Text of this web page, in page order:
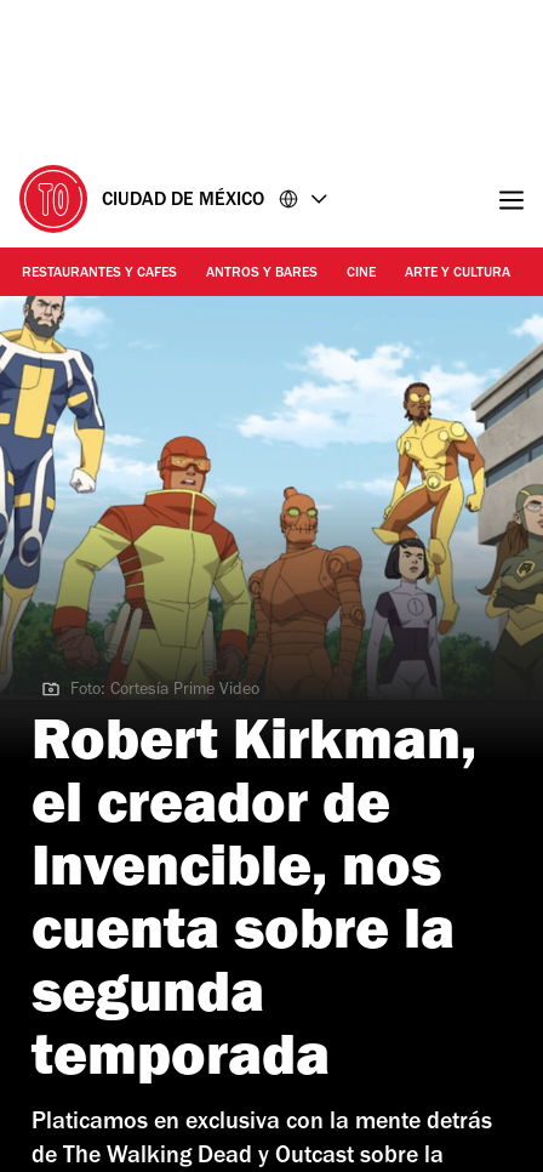
CIUDAD DE MÉXICO
RESTAURANTES Y CAFES ANTROS Y BARES CINE ARTE Y CULTURA
Foto: Cortesía Prime Video
Foto: Cortesía Prime Video
Robert Kirkman,
el creador de
Invencible, nos
cuenta sobre la
segunda
temporada
Platicamos en exclusiva con la mente detrás
de The Walking Dead y Outcast sobre la